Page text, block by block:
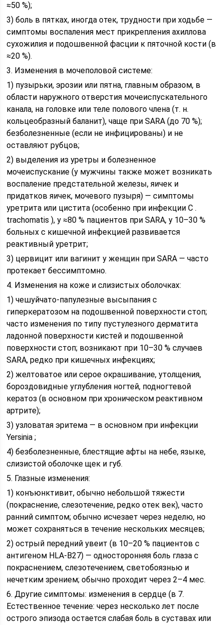
≈50 %);
3) боль в пятках, иногда отек, трудности при ходьбе —
симптомы воспаления мест прикрепления ахиллова
сухожилия и подошвенной фасции к пяточной кости (в
≈20 %).
3. Изменения в мочеполовой системе:
1) пузырьки, эрозии или пятна, главным образом, в
области наружного отверстия мочеиспускательного
канала, на головке или теле полового члена (т. н.
кольцеобразный баланит), чаще при SARA (до 70 %);
безболезненные (если не инфицированы) и не
оставляют рубцов;
2) выделения из уретры и болезненное
мочеиспускание (у мужчины также может возникать
воспаление предстательной железы, яичек и
придатков яичек, мочевого пузыря) — симптомы
уретрита или цистита (особенно при инфекции C .
trachomatis ), у ≈80 % пациентов при SARA, у 10–30 %
больных с кишечной инфекцией развивается
реактивный уретрит;
3) цервицит или вагинит у женщин при SARA — часто
протекает бессимптомно.
4. Изменения на коже и слизистых оболочках:
1) чешуйчато-папулезные высыпания с
гиперкератозом на подошвенной поверхности стоп;
часто изменения по типу пустулезного дерматита
ладонной поверхности кистей и подошвенной
поверхности стоп; возникают при 10–30 % случаев
SARA, редко при кишечных инфекциях;
2) желтоватое или серое окрашивание, утолщения,
бороздовидные углубления ногтей, подногтевой
кератоз (в основном при хроническом реактивном
артрите);
3) узловатая эритема — в основном при инфекции
Yersinia ;
4) безболезненные, блестящие афты на небе, языке,
слизистой оболочке щек и губ.
5. Глазные изменения:
1) конъюнктивит, обычно небольшой тяжести
(покраснение, слезотечение, редко отек век), часто
ранний симптом; обычно исчезает через неделю, но
может сохраняться в течение нескольких месяцев;
2) острый передний увеит (в 10–20 % пациентов с
антигеном HLA-B27) — односторонняя боль глаза с
покраснением, слезотечением, светобоязнью и
нечетким зрением; обычно проходит через 2–4 мес.
6. Другие симптомы: изменения в сердце (в 7.
Естественное течение: через несколько лет после
острого эпизода остается слабая боль в суставах или